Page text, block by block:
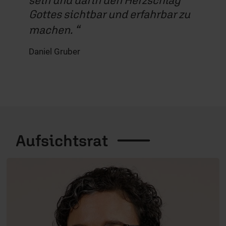
damit Glaube auf moderne und
ansprechende Art für Menschen